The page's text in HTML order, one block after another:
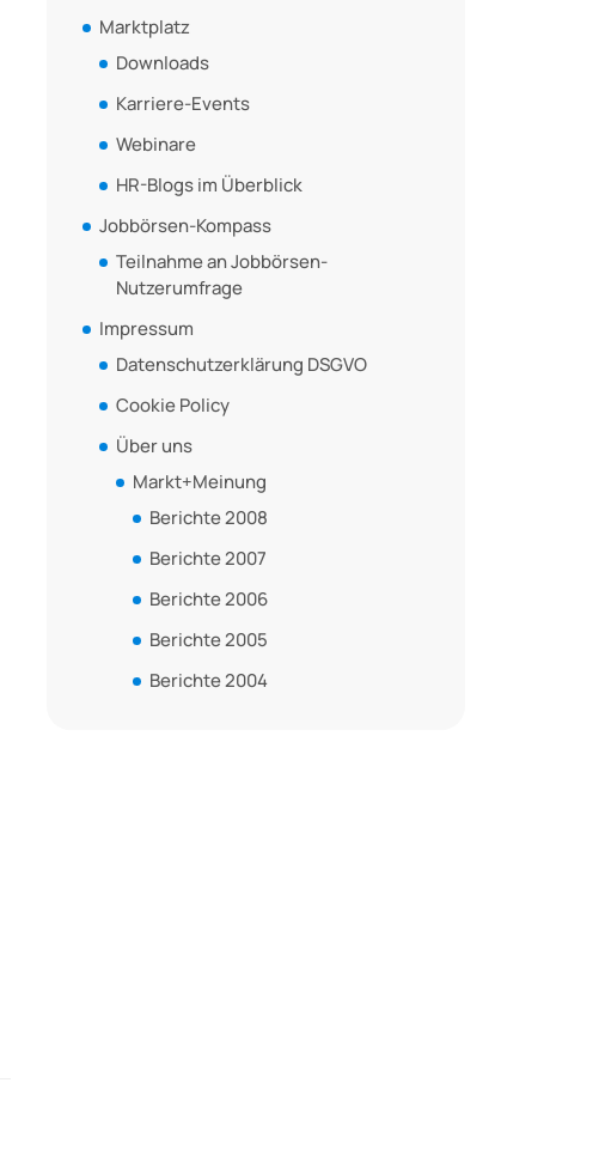
Marktplatz
Downloads
Karriere-Events
Webinare
HR-Blogs im Überblick
Jobbörsen-Kompass
Teilnahme an Jobbörsen-
Nutzerumfrage
Impressum
Datenschutzerklärung DSGVO
Cookie Policy
Über uns
Markt+Meinung
Berichte 2008
Berichte 2007
Berichte 2006
Berichte 2005
Berichte 2004